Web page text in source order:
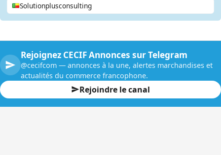
Solutionplusconsulting
Rejoignez CECIF Annonces sur Telegram
@cecifcom — annonces à la une, alertes marchandises et
actualités du commerce francophone.
Rejoindre le canal